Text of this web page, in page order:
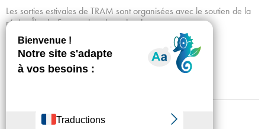
Les sorties estivales de TRAM sont organisées avec le soutien de la
région Île-de-France dans le cadre de
l’événement #MONÉTÉMARÉGION.
Achetez vos billets